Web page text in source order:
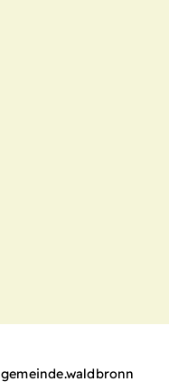
gemeinde.waldbronn